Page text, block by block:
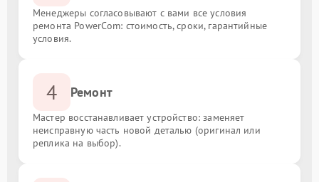
Менеджеры согласовывают с вами все условия
ремонта PowerCom: стоимость, сроки, гарантийные
условия.
4 Ремонт
Мастер восстанавливает устройство: заменяет
неисправную часть новой деталью (оригинал или
реплика на выбор).